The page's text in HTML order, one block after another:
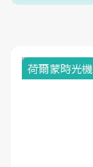
荷爾蒙時光機